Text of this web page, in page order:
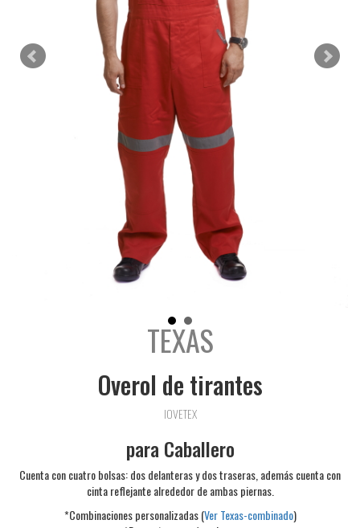
TEXAS
Overol de tirantes
IOVETEX
para Caballero
Cuenta con cuatro bolsas: dos delanteras y dos traseras, además cuenta con
cinta reflejante alrededor de ambas piernas.
*Combinaciones personalizadas (Ver Texas-combinado)